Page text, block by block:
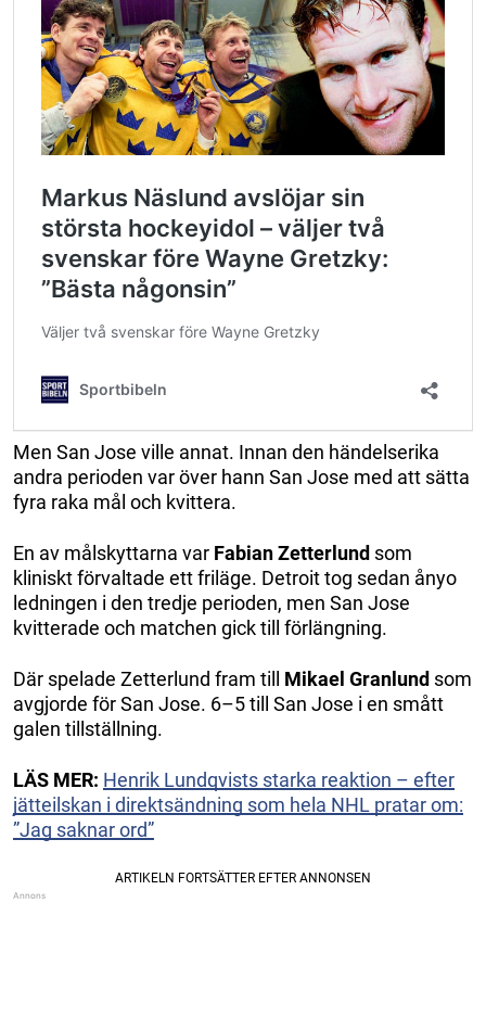
Men San Jose ville annat. Innan den händelserika
andra perioden var över hann San Jose med att sätta
fyra raka mål och kvittera.
En av målskyttarna var Fabian Zetterlund som
kliniskt förvaltade ett friläge. Detroit tog sedan ånyo
ledningen i den tredje perioden, men San Jose
kvitterade och matchen gick till förlängning.
Där spelade Zetterlund fram till Mikael Granlund som
avgjorde för San Jose. 6–5 till San Jose i en smått
galen tillställning.
LÄS MER: Henrik Lundqvists starka reaktion – efter
jätteilskan i direktsändning som hela NHL pratar om:
”Jag saknar ord”